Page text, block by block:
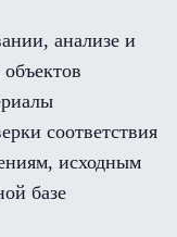
анализе и
соответствия
исходным
базе